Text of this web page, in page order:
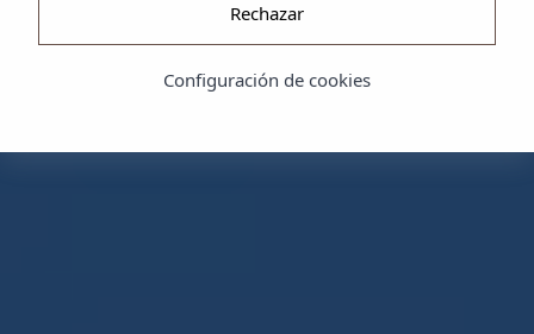
Configuración de cookies
Rechazar